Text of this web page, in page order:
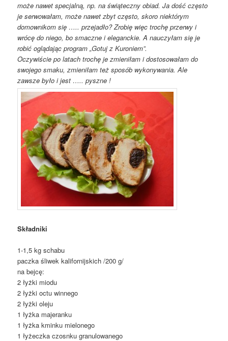
może nawet specjalną, np. na świąteczny obiad. Ja dość często
je serwowałam, może nawet zbyt często, skoro niektórym
domownikom się ….. przejadło? Zrobię więc trochę przerwy i
wrócę do niego, bo smaczne i eleganckie. A nauczyłam się je
robić oglądając program „Gotuj z Kuroniem”.
Oczywiście po latach trochę je zmieniłam i dostosowałam do
swojego smaku, zmieniłam też sposób wykonywania. Ale
zawsze było i jest ….. pyszne !
Składniki
1-1,5 kg schabu
paczka śliwek kalifornijskich /200 g/
na bejcę:
2 łyżki miodu
2 łyżki octu winnego
2 łyżki oleju
1 łyżka majeranku
1 łyżka kminku mielonego
1 łyżeczka czosnku granulowanego